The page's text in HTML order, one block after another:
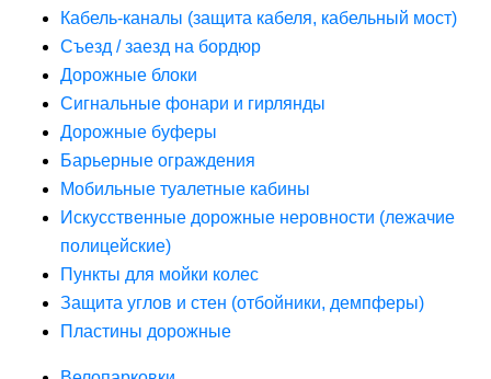
Кабель-каналы (защита кабеля, кабельный мост)
Съезд / заезд на бордюр
Дорожные блоки
Сигнальные фонари и гирлянды
Дорожные буферы
Барьерные ограждения
Мобильные туалетные кабины
Искусственные дорожные неровности (лежачие
полицейские)
Пункты для мойки колес
Защита углов и стен (отбойники, демпферы)
Пластины дорожные